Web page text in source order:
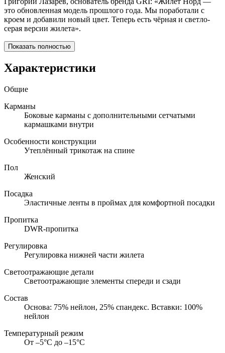
это обновленная модель прошлого года. Мы поработали с
кроем и добавили новый цвет. Теперь есть чёрная и светло-
серая версии жилета».
Показать полностью
Характеристики
Общие
Карманы
Боковые карманы с дополнительными сетчатыми
кармашками внутри
Особенности конструкции
Утеплённый трикотаж на спине
Пол
Женский
Посадка
Эластичные ленты в проймах для комфортной посадки
Пропитка
DWR-пропитка
Регулировка
Регулировка нижней части жилета
Светоотражающие детали
Светоотражающие элементы спереди и сзади
Состав
Основа: 75% нейлон, 25% спандекс. Вставки: 100%
нейлон
Температурный режим
От –5°С до –15°С